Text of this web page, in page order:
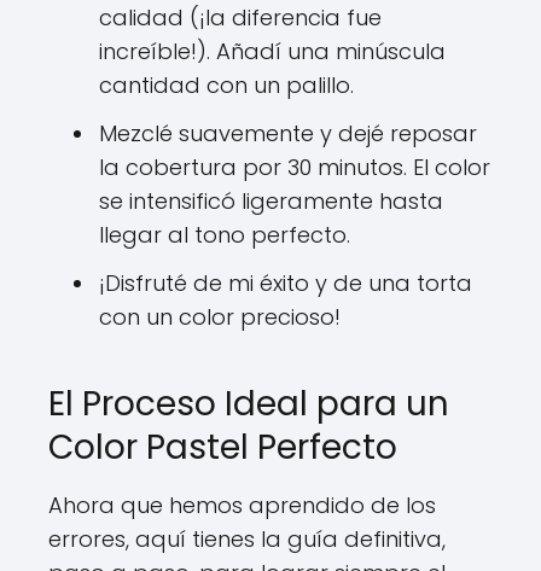
calidad (¡la diferencia fue
increíble!). Añadí una minúscula
cantidad con un palillo.
Mezclé suavemente y dejé reposar
la cobertura por 30 minutos. El color
se intensificó ligeramente hasta
llegar al tono perfecto.
¡Disfruté de mi éxito y de una torta
con un color precioso!
El Proceso Ideal para un
Color Pastel Perfecto
Ahora que hemos aprendido de los
errores, aquí tienes la guía definitiva,